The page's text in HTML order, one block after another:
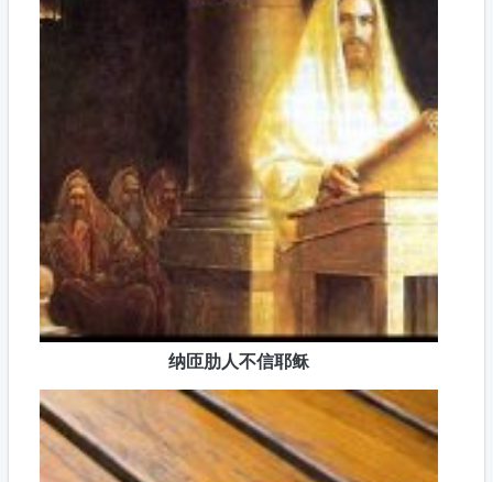
纳匝肋人不信耶稣